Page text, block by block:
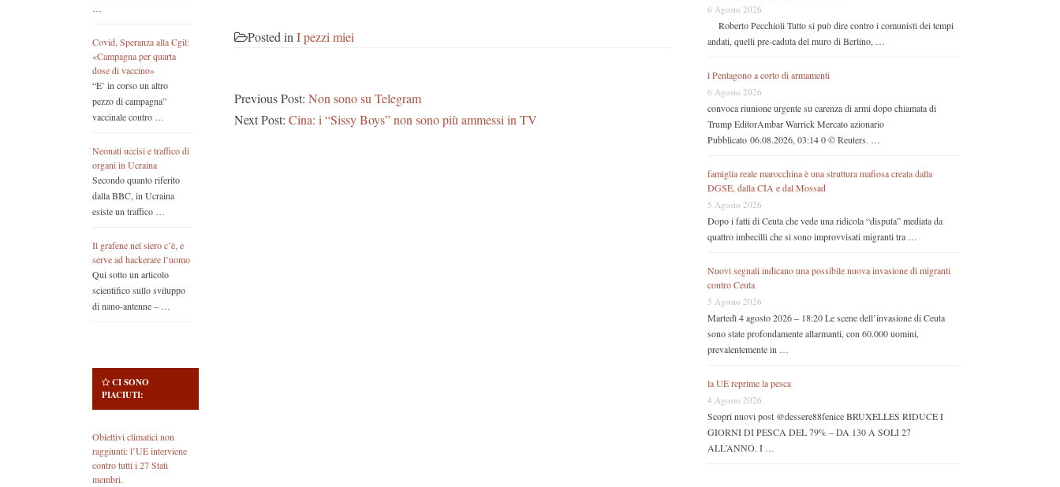
…
Covid, Speranza alla Cgil:
«Campagna per quarta
dose di vaccino»
“E’ in corso un altro
pezzo di campagna”
vaccinale contro …
Neonati uccisi e traffico di
organi in Ucraina
Secondo quanto riferito
dalla BBC, in Ucraina
esiste un traffico …
Il grafene nel siero c’è, e
serve ad hackerare l’uomo
Qui sotto un articolo
scientifico sullo sviluppo
di nano-antenne – …
CI SONO
PIACIUTI:
Obiettivi climatici non
raggiunti: l’UE interviene
contro tutti i 27 Stati
membri.
Posted in I pezzi miei
Previous Post: Non sono su Telegram
Next Post: Cina: i “Sissy Boys” non sono più ammessi in TV
6 Agosto 2026
Roberto Pecchioli Tutto si può dire contro i comunisti dei tempi
andati, quelli pre-caduta del muro di Berlino, …
l Pentagono a corto di armamenti
6 Agosto 2026
convoca riunione urgente su carenza di armi dopo chiamata di
Trump EditorAmbar Warrick Mercato azionario
Pubblicato 06.08.2026, 03:14 0 © Reuters. …
famiglia reale marocchina è una struttura mafiosa creata dalla
DGSE, dalla CIA e dal Mossad
5 Agosto 2026
Dopo i fatti di Ceuta che vede una ridicola “disputa” mediata da
quattro imbecilli che si sono improvvisati migranti tra …
Nuovi segnali indicano una possibile nuova invasione di migranti
contro Ceuta
5 Agosto 2026
Martedì 4 agosto 2026 – 18:20 Le scene dell’invasione di Ceuta
sono state profondamente allarmanti, con 60.000 uomini,
prevalentemente in …
la UE reprime la pesca
4 Agosto 2026
Scopri nuovi post @dessere88fenice BRUXELLES RIDUCE I
GIORNI DI PESCA DEL 79% – DA 130 A SOLI 27
ALL’ANNO. I …